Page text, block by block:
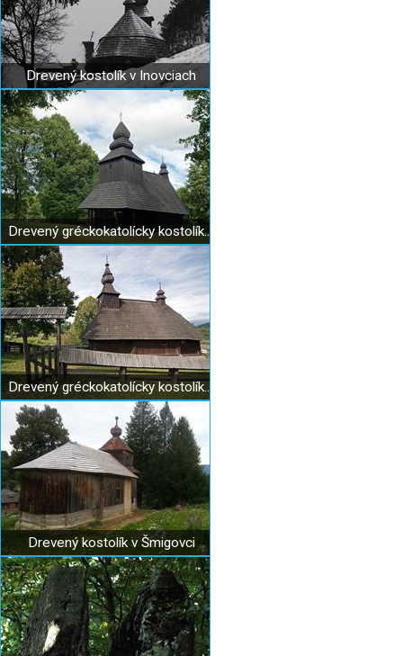
Drevený kostolík v Inovciach
Drevený gréckokatolícky kostolík Ruská Bystrá
Drevený gréckokatolícky kostolík Hrabová Roztoka
Drevený kostolík v Šmigovci